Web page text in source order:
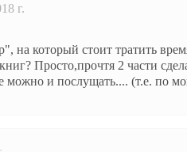
г.
на который стоит тратить
Просто,прочтя 2 части
можно и послущать.... (т.е. по